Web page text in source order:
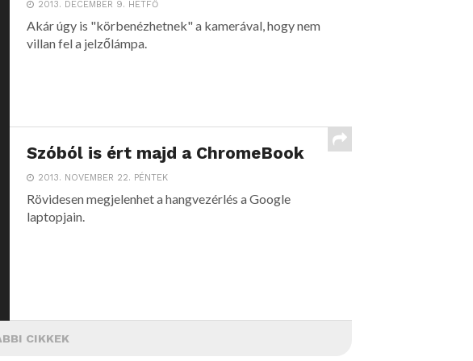
2013. DECEMBER 9. HÉTFŐ
Akár úgy is "körbenézhetnek" a kamerával, hogy nem
villan fel a jelzőlámpa.
Szóból is ért majd a ChromeBook
2013. NOVEMBER 22. PÉNTEK
Rövidesen megjelenhet a hangvezérlés a Google
laptopjain.
CIKKEK